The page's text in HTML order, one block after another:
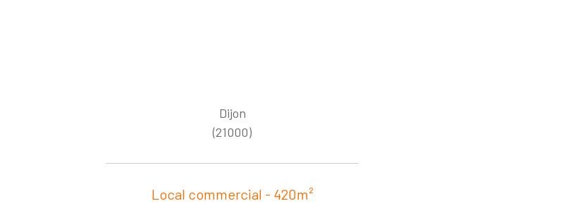
Dijon
(21000)
Local commercial - 420m²